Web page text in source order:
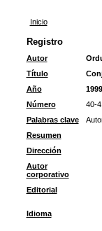
Inicio
Registro
Autor
Título
Año
1999
Número
40-
Palabras clave
Resumen
Dirección
Autor
corporativo
Editorial
Idioma